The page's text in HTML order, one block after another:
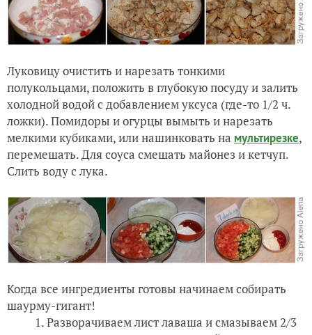
Луковицу очистить и нарезать тонкими
полукольцами, положить в глубокую посуду и залить
холодной водой с добавлением уксуса (где-то 1/2 ч.
ложки). Помидоры и огурцы вымыть и нарезать
мелкими кубиками, или нашинковать на мультирезке,
перемешать. Для соуса смешать майонез и кетчуп.
Слить воду с лука.
Когда все ингредиенты готовы начинаем собирать
шаурму-гигант!
Разворачиваем лист лаваша и смазываем 2/3